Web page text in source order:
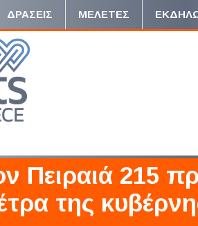
ΔΡΑΣΕΙΣ ΜΕΛΕΤΕΣ
Πειραιά 215
της